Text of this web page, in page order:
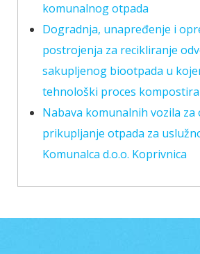
komunalnog otpada
Dogradnja, unapređenje i
postrojenja za recikliranje
sakupljenog biootpada u
tehnološki proces
Nabava komunalnih vozila za
prikupljanje otpada za
Komunalca d.o.o. Koprivnica